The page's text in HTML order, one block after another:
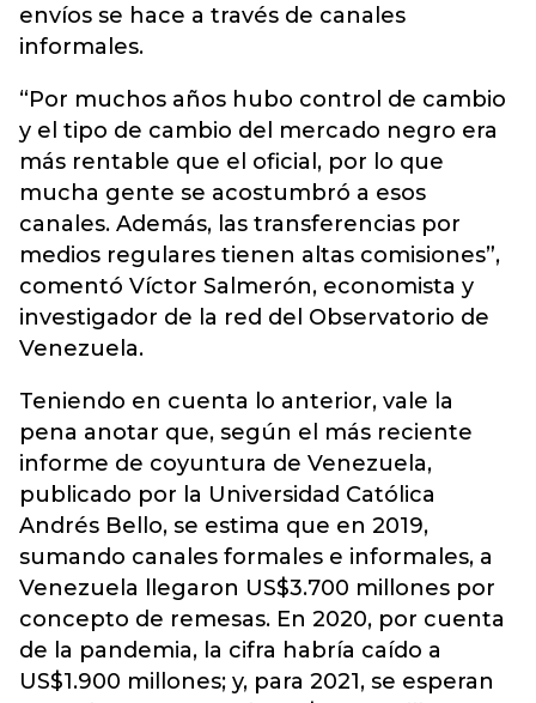
envíos se hace a través de canales
informales.
“Por muchos años hubo control de cambio
y el tipo de cambio del mercado negro era
más rentable que el oficial, por lo que
mucha gente se acostumbró a esos
canales. Además, las transferencias por
medios regulares tienen altas comisiones”,
comentó Víctor Salmerón, economista y
investigador de la red del Observatorio de
Venezuela.
Teniendo en cuenta lo anterior, vale la
pena anotar que, según el más reciente
informe de coyuntura de Venezuela,
publicado por la Universidad Católica
Andrés Bello, se estima que en 2019,
sumando canales formales e informales, a
Venezuela llegaron US$3.700 millones por
concepto de remesas. En 2020, por cuenta
de la pandemia, la cifra habría caído a
US$1.900 millones; y, para 2021, se esperan